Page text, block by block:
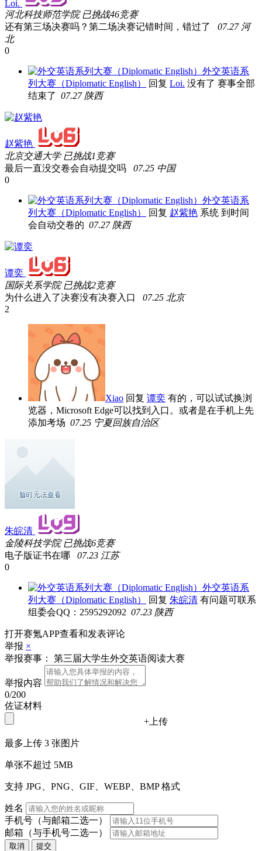
Loi.
河北科技师范学院 已挑战46竞赛
还有第三场决赛吗？第二场决赛记错时间，错过了 07.27 河
北
0
外交英语系
列大赛（Diplomatic English）
回复 Loi. 没有了 赛事全部
结束了 07.27 陕西
赵紫艳
北京交通大学 已挑战1竞赛
最后一直没交卷会自动提交吗 07.25 中国
0
外交英语系
列大赛（Diplomatic English）
回复 赵紫艳 系统 到时间
会自动交卷的 07.27 陕西
谭奕
国际关系学院 已挑战2竞赛
为什么进入了决赛没有决赛入口 07.25 北京
2
Xiao 回复 谭奕 有的，可以试试换浏
览器，Microsoft Edge可以找到入口。或者是在手机上先
添加考场 07.25 宁夏回族自治区
朱皖清
金陵科技学院 已挑战6竞赛
电子版证书在哪 07.23 江苏
0
外交英语系
列大赛（Diplomatic English）
回复 朱皖清 有问题可联系
组委会QQ：2595292092 07.23 陕西
打开赛氪APP查看和发表评论
举报 ×
举报赛事：
第三届大学生外交英语阅读大赛
举报内容
0/200
佐证材料
+ 上传
最多上传 3 张图片
单张不超过 5MB
支持 JPG、PNG、GIF、WEBP、BMP 格式
姓名
手机号 （与邮箱二选一）
邮箱 （与手机号二选一）
取消 提交